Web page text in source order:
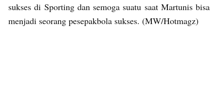
sukses di Sporting dan semoga suatu saat Martunis bisa
menjadi seorang pesepakbola sukses. (MW/Hotmagz)